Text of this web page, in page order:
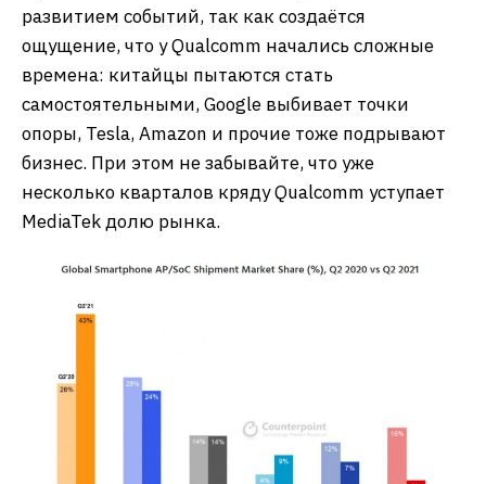
развитием событий, так как создаётся
ощущение, что у Qualcomm начались сложные
времена: китайцы пытаются стать
самостоятельными, Google выбивает точки
опоры, Tesla, Amazon и прочие тоже подрывают
бизнес. При этом не забывайте, что уже
несколько кварталов кряду Qualcomm уступает
MediaTek долю рынка.